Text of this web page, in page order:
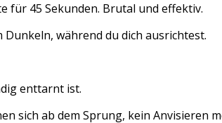
für 45 Sekunden. Brutal und effektiv.
während du dich ausrichtest.
enttarnt ist.
sich ab dem Sprung, kein Anvisieren